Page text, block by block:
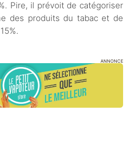
Pire, il prévoit de catégoriser
des produits du tabac et de
ANNONCE